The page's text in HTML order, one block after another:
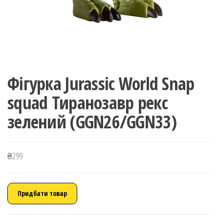
Фігурка Jurassic World Snap
squad Тиранозавр рекс
зелений (GGN26/GGN33)
₴299
Придбати товар